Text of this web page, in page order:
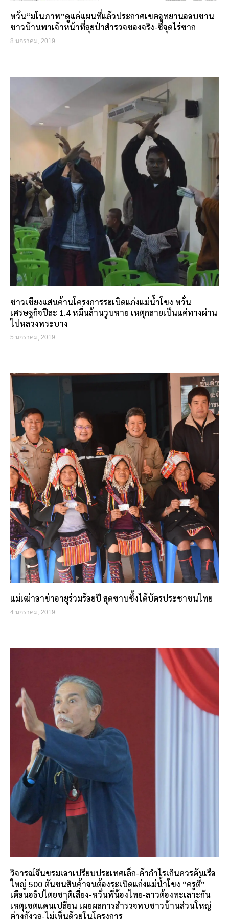
หวั่น“มโนภาพ”ดูแค่แผนที่แล้วประกาศเขตอุทยานออบขาน
ชาวบ้านพาเจ้าหน้าที่ลุยป่าสำรวจของจริง-ชี้จุดไร่ซาก
8 มกราคม, 2019
ชาวเชียงแสนค้านโครงการระเบิดแก่งแม่น้ำโขง หวั่น
เศรษฐกิจปีละ 1.4 หมื่นล้านวูบหาย เหตุกลายเป็นแค่ทางผ่าน
ไปหลวงพระบาง
5 มกราคม, 2019
แม่เฒ่าอาข่าอายุร่วมร้อยปี สุดซาบซึ้งได้บัตรประชาชนไทย
4 มกราคม, 2019
วิจารณ์จีนขรมเอาเปรียบประเทศเล็ก-ค้ากำไรเกินควรดันเรือ
ใหญ่ 500 ตันขนสินค้าจนต้องระเบิดแก่งแม่น้ำโขง “ครูตี๋”
เตือนอธิปไตยชาติเสี่ยง-หวั่นพี่น้องไทย-ลาวต้องทะเลาะกัน
เหตุเขตแดนเปลี่ยน เผยผลการสำรวจพบชาวบ้านส่วนใหญ่
ต่างกังวล-ไม่เห็นด้วยในโครงการ